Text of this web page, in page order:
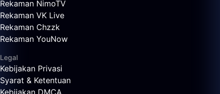
Rekaman NimoTV
Rekaman VK Live
Rekaman Chzzk
Rekaman YouNow
Legal
Kebijakan Privasi
Syarat & Ketentuan